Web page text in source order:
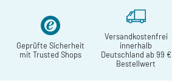
Pendelleuchten
Immer ein zeitloses
Statement
Geprüfte Sicherheit
mit Trusted Shops
Versandkostenfrei
innerhalb
Deutschland ab 99 €
Bestellwert